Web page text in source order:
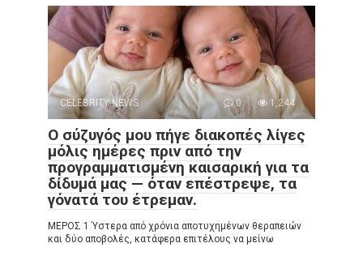
CELEBRITY NEWS 0 1,244
Ο σύζυγός μου πήγε διακοπές λίγες
μόλις ημέρες πριν από την
προγραμματισμένη καισαρική για τα
δίδυμά μας — όταν επέστρεψε, τα
γόνατά του έτρεμαν.
ΜΕΡΟΣ 1 Ύστερα από χρόνια αποτυχημένων θεραπειών
και δύο αποβολές, κατάφερα επιτέλους να μείνω